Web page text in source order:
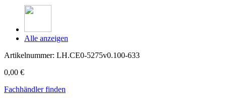
Alle anzeigen
Artikelnummer: LH.CE0-5275v0.100-633
0,00 €
Fachhändler finden